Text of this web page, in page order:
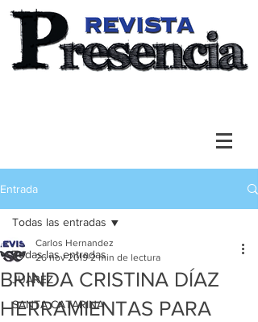
Entrada
Todas las entradas
JUAREZ
SANTA CATARINA
Todas las entradas
BRINDA CRISTINA DÍAZ
HERRAMIENTAS PARA
Carlos Hernandez
26 nov 2019 2 min de lectura